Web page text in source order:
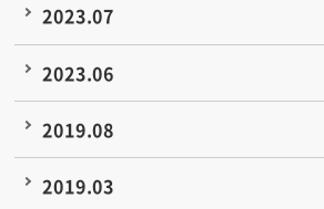
2023.07
2023.06
2019.08
2019.03